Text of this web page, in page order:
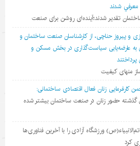
معرفي شدند
تقدیر شدند؛آینده‌ای روشن برای صنعت
و پیروز حناچی، از کارشناسان صنعت ساختمان و
به عارضه‌یابی سیاست‌گذاری در بخش مسکن و
منهای کیفیت
کارفرمایی زنان فعال اقتصادی ساختمانی:
سال گذشته حضور زنان در صنعت ساختمان بیشتر شده
ورزشگاه آزادی را با آخرین فناوری‌ها
کرد